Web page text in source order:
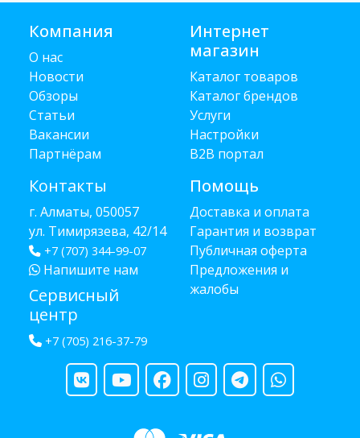
Компания
О нас
Новости
Обзоры
Статьи
Вакансии
Партнёрам
Контакты
г. Алматы, 050057
ул. Тимирязева, 42/14
+7 (707) 344-99-07
Напишите нам
Сервисный
центр
+7 (705) 216-37-79
Интернет
магазин
Каталог товаров
Каталог брендов
Услуги
Настройки
B2B портал
Помощь
Доставка и оплата
Гарантия и возврат
Публичная оферта
Предложения и
жалобы